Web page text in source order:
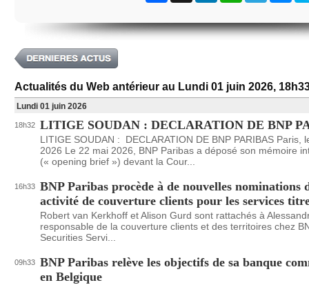
Actualités du Web antérieur au Lundi 01 juin 2026,
Lundi 01 juin 2026
18h32 LITIGE SOUDAN : DECLARATION DE BNP
LITIGE SOUDAN : DECLARATION DE BNP PARIBAS Paris,
2026 Le 22 mai 2026, BNP Paribas a déposé son mémoire
(« opening brief ») devant la Cour...
16h33 BNP Paribas procède à de nouvelles nominations
activité de couverture clients pour les services
Robert van Kerkhoff et Alison Gurd sont rattachés à
responsable de la couverture clients et des territoires chez
Securities Servi...
09h33 BNP Paribas relève les objectifs de sa banque
en Belgique